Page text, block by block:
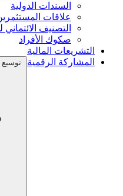
السندات الدولية
علاقات
التصنيف الائتماني
صكوك الأفراد
التشريعات المالية
المشاركة الرقمية
توسيع